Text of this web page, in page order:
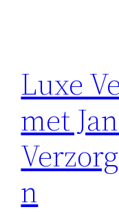
Luxe
met
n